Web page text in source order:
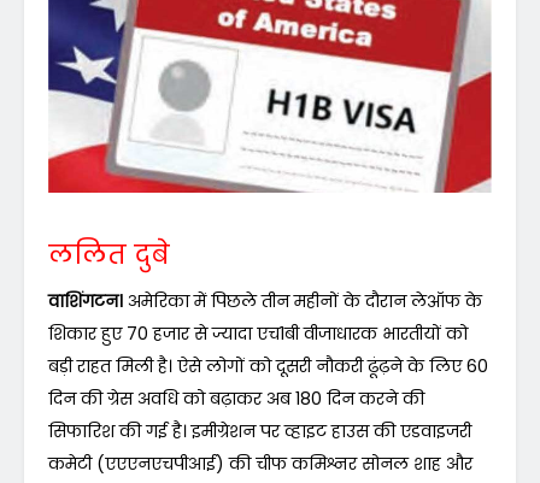
ललित दुबे
वाशिंगटन। अमेरिका में पिछले तीन महीनों के दौरान लेऑफ के
शिकार हुए 70 हजार से ज्यादा एच1बी वीजाधारक भारतीयों को
बड़ी राहत मिली है। ऐसे लोगों को दूसरी नौकरी ढूंढ़ने के लिए 60
दिन की ग्रेस अवधि को बढ़ाकर अब 180 दिन करने की
सिफारिश की गई है। इमीग्रेशन पर व्हाइट हाउस की एडवाइजरी
कमेटी (एएएनएचपीआई) की चीफ कमिश्नर सोनल शाह और